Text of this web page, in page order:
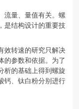
流量、量值有关。螺
是结构设计的重要技
效转速的研究只解决
的参数和依据。为了
析的基础上得到螺旋
钙、钛白粉分别进行